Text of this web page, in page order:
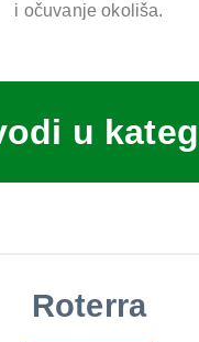
i očuvanje okoliša.
u
Roterra